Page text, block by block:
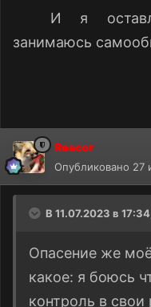
И я
занимаюсь
Rescor
Опубликовано 27
В 11.07.2023 в
Опасение же
какое: я боюсь
контроль в свои